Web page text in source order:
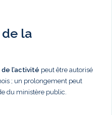
la
l’activité peut être autorisé
; un prolongement peut
du ministère public.